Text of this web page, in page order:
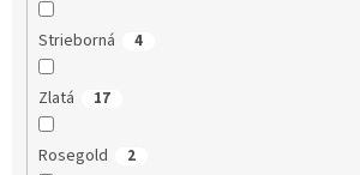
Strieborná 4
Zlatá 17
Rosegold 2